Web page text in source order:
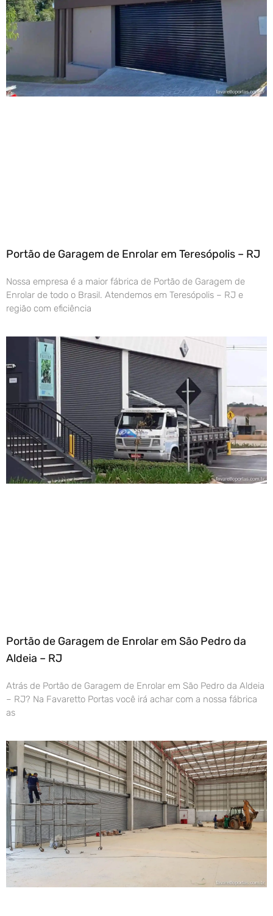
Portão de Garagem de Enrolar em Teresópolis – RJ
Nossa empresa é a maior fábrica de Portão de Garagem de
Enrolar de todo o Brasil. Atendemos em Teresópolis – RJ e
região com eficiência
Portão de Garagem de Enrolar em São Pedro da
Aldeia – RJ
Atrás de Portão de Garagem de Enrolar em São Pedro da Aldeia
– RJ? Na Favaretto Portas você irá achar com a nossa fábrica
as